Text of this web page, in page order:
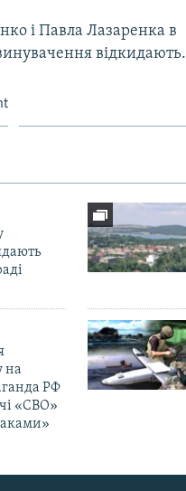
і Павла Лазаренка в
відкидають.
на
РФ
«СВО»